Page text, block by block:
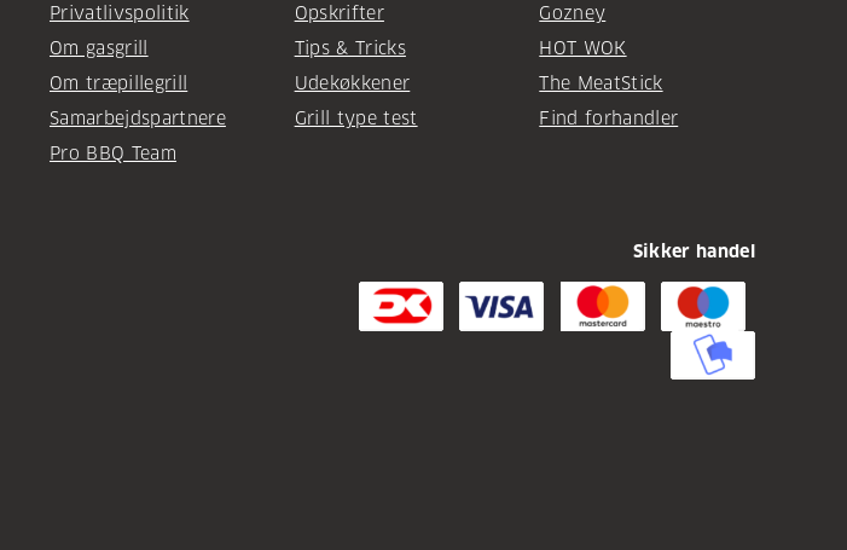
Privatlivspolitik
Om gasgrill
Om træpillegrill
Samarbejdspartnere
Pro BBQ Team
Opskrifter
Tips & Tricks
Udekøkkener
Grill type test
Gozney
HOT WOK
The MeatStick
Find forhandler
Sikker handel